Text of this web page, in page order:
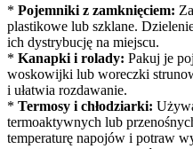
* Pojemniki z zamknięciem:
plastikowe lub szklane.
ich dystrybucję na miejscu.
* Kanapki i rolady: Pakuj je
woskowijki lub woreczki
i ułatwia rozdawanie.
* Termosy i chłodziarki:
termoaktywnych lub
temperaturę napojów i potraw